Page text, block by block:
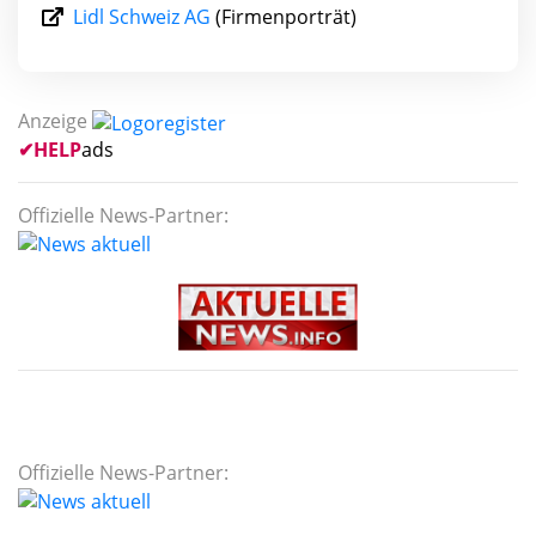
Lidl Schweiz AG (Firmenporträt)
Anzeige
✔HELPads
Offizielle News-Partner:
Offizielle News-Partner: